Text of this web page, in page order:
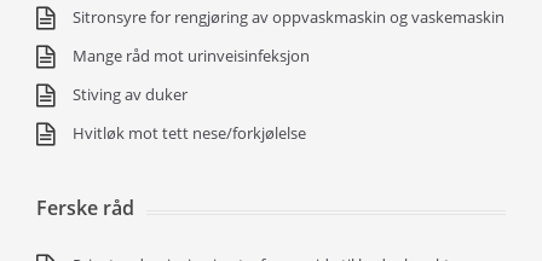
Sitronsyre for rengjøring av oppvaskmaskin og vaskemaskin
Mange råd mot urinveisinfeksjon
Stiving av duker
Hvitløk mot tett nese/forkjølelse
Ferske råd